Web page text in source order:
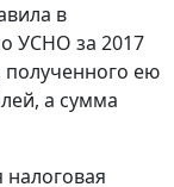
в
УСНО за 2017
полученного ею
а сумма